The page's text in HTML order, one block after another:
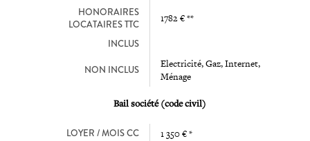
HONORAIRES
LOCATAIRES TTC
1782 € **
INCLUS
NON INCLUS
Electricité, Gaz, Internet,
Ménage
Bail société (code civil)
LOYER / MOIS CC 1 350 € *